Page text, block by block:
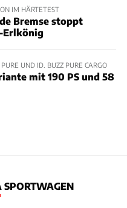
IM HÄRTETEST
Bremse stoppt
Erlkönig
UND ID. BUZZ PURE CARGO
mit 190 PS und 58